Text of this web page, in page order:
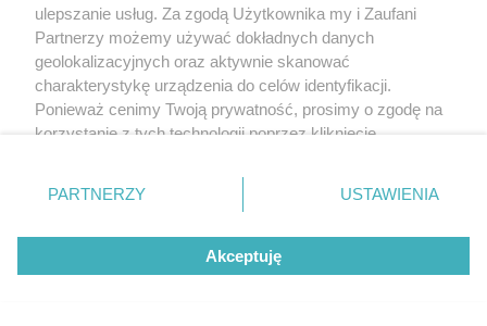
ulepszanie usług. Za zgodą Użytkownika my i Zaufani
Partnerzy możemy używać dokładnych danych
geolokalizacyjnych oraz aktywnie skanować
charakterystykę urządzenia do celów identyfikacji.
Ponieważ cenimy Twoją prywatność, prosimy o zgodę na
korzystanie z tych technologii poprzez kliknięcie
zmienić/wycofać klikając przycisk ustawień prywatności
znajdujący się w lewym dolnym rogu strony
rodzaje przetwarzania danych nie wymagają zgody
użytkownika, ale masz prawo sprzeciwić się takiemu
przetwarzaniu. Preferencje będą miały zastosowanie tylko
PARTNERZY USTAWIENIA
Akceptuję